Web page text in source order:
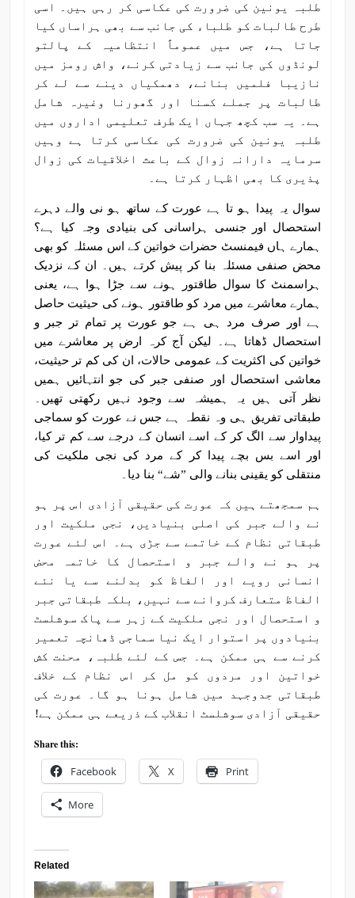
طلبہ یونین کی ضرورت کی عکاسی کر رہی ہیں۔ اسی
طرح طالبات کو طلباء کی جانب سے بھی ہراساں کیا
جاتا ہے، جس میں عموماً انتظامیہ کے پالتو
لونڈوں کی جانب سے زیادتی کرنے، واش رومز میں
نازیبا فلمیں بنانے، دھمکیاں دینے سے لے کر
طالبات پر جملے کسنا اور گھورنا وغیرہ شامل
ہے۔ یہ سب کچھ جہاں ایک طرف تعلیمی اداروں میں
طلبہ یونین کی ضرورت کی عکاسی کرتا ہے وہیں
سرمایہ دارانہ زوال کے باعث اخلاقیات کی زوال
پذیری کا بھی اظہار کرتا ہے۔
سوال یہ پیدا ہو تا ہے عورت کے ساتھ ہو نی والے دہرے
استحصال اور جنسی ہراسانی کی بنیادی وجہ کیا ہے؟
ہمارے ہاں فیمنسٹ حضرات خواتین کے اس مسئلہ کو بھی
محض صنفی مسئلہ بنا کر پیش کرتے ہیں۔ ان کے نزدیک
ہراسمنٹ کا سوال طاقتور ہونے سے جڑا ہوا ہے، یعنی
ہمارے معاشرے میں مرد کو طاقتور ہونے کی حیثیت حاصل
ہے اور صرف مرد ہی ہے جو عورت پر تمام تر جبر و
استحصال ڈھاتا ہے۔ لیکن آج کرہ ارض پر معاشرے میں
خواتین کی اکثریت کے عمومی حالات، ان کی کم تر حیثیت،
معاشی استحصال اور صنفی جبر کی جو انتہائیں ہمیں
نظر آتی ہیں یہ ہمیشہ سے وجود نہیں رکھتی تھیں۔
طبقاتی تفریق ہی وہ نقطہ ہے جس نے عورت کو سماجی
پیداوار سے الگ کر کے اسے انسان کے درجے سے کم تر کیا،
اور اسے بس بچے پیدا کر کے مرد کی نجی ملکیت کی
منتقلی کو یقینی بنانے والی ”شے“ بنا دیا۔
ہم سمجھتے ہیں کہ عورت کی حقیقی آزادی اس پر ہو
نے والے جبر کی اصلی بنیادیں، نجی ملکیت اور
طبقاتی نظام کے خاتمے سے جڑی ہے۔ اس لئے عورت
پر ہو نے والے جبر و استحصال کا خاتمہ محض
انسانی رویے اور الفاظ کو بدلنے سے یا نئے
الفاظ متعارف کروانے سے نہیں، بلکہ طبقاتی جبر
و استحصال اور نجی ملکیت کے زہر سے پاک سوشلسٹ
بنیادوں پر استوار ایک نیا سماجی ڈھانچہ تعمیر
کرنے سے ہی ممکن ہے۔ جس کے لئے طلبہ، محنت کش
خواتین اور مردوں کو مل کر اس نظام کے خلاف
طبقاتی جدوجہد میں شامل ہونا ہو گا۔ عورت کی
حقیقی آزادی سوشلسٹ انقلاب کے ذریعے ہی ممکن ہے!
Share this:
Facebook X Print
More
Related